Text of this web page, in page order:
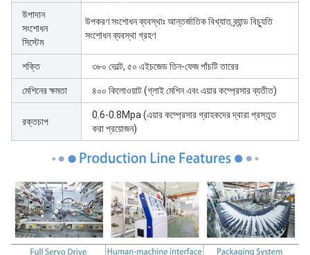
উপাদান
সংশোধন
সিস্টেম
উপকরণ সংশোধন ব্যবস্থাঃ আন্তর্জাতিক বিখ্যাত ব্র্যান্ড বিচ্যুতি
সংশোধন ব্যবস্থা গ্রহণ
শক্তি ৩৮০ ভোল্ট, ৫০ এইচজেড তিন-ফেজ পাঁচটি তারের
মেশিনের ক্ষমতা ৪০০ কিলোওয়াট (গ্লাই মেশিন এবং এয়ার কম্প্রেসার ব্যতীত)
রক্তচাপ
0.6-0.8Mpa (এয়ার কম্প্রেসার গ্রাহকদের দ্বারা প্রস্তুত
করা প্রয়োজন)